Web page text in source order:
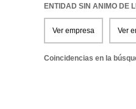
ENTIDAD SIN ANIMO DE
Ver empresa Ver
Coincidencias en la